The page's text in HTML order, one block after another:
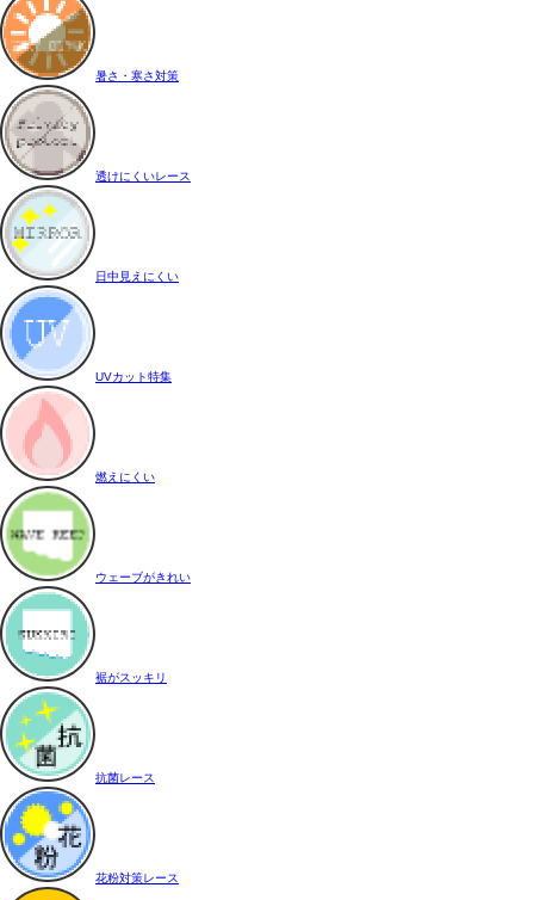
暑さ・寒さ対策
透けにくいレース
日中見えにくい
UVカット特集
燃えにくい
ウェーブがきれい
裾がスッキリ
抗菌レース
花粉対策レース